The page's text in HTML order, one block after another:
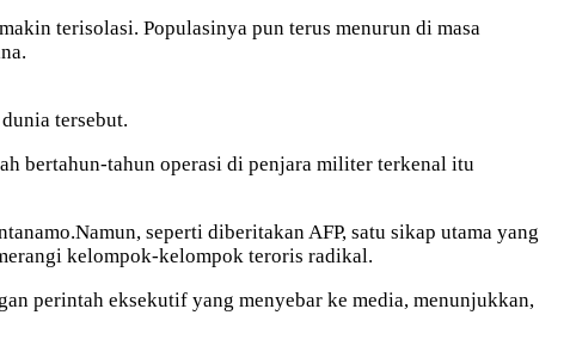
terisolasi. Populasinya pun terus menurun di masa
tersebut.
bertahun-tahun operasi di penjara militer terkenal itu
seperti diberitakan AFP, satu sikap utama yang
kelompok-kelompok teroris radikal.
perintah eksekutif yang menyebar ke media, menunjukkan,